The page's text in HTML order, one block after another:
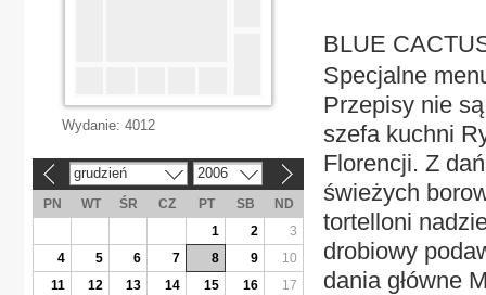
BLUE
Specjalne
Przepisy nie
szefa kuchni
Florencji. Z
świeżych
tortelloni
drobiowy
dania główne
Wydanie: 4012
grudzień 2006
PN WT ŚR CZ PT SB
ND
1
2
3
4
5 6 7 8 9
10
11
12 13 14 15 16
17